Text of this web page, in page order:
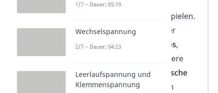
Störsignalen eine Rolle spielen.
Letztlich empfangen oder
sendenAntennen Radios,
und viele weitere
Geräte auch nurperiodische
Schwingungssignale
von
1/7 – Dauer: 05:19
Wechselspannung
2/7 – Dauer: 04:23
Leerlaufspannung und
Klemmenspannung